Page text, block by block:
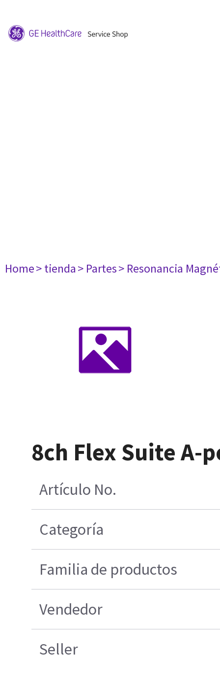
Home> tienda> Partes> Resonancia
8ch Flex Suite A-
Artículo No.
Categoría
Familia de productos
Vendedor
Seller